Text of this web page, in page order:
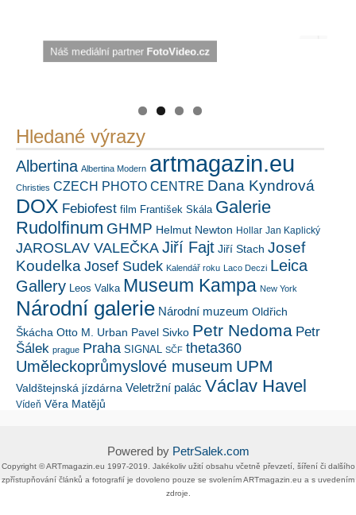
Náš mediální partnerFotoVideo.cz
Hledané výrazy
Albertina Albertina Modern artmagazin.eu
Christies CZECH PHOTO CENTRE Dana Kyndrová
DOX Febiofest film František Skála Galerie
Rudolfinum GHMP Helmut Newton Hollar Jan Kaplický
JAROSLAV VALEČKA Jiří Fajt Jiří Stach Josef
Koudelka Josef Sudek Kalendář roku Laco Deczi Leica
Gallery Leos Valka Museum Kampa New York
Národní galerie Národní muzeum Oldřich
Škácha Otto M. Urban Pavel Sivko Petr Nedoma Petr
Šálek prague Praha SIGNAL SČF theta360
Uměleckoprůmyslové museum UPM
Valdštejnská jízdárna Veletržní palác Václav Havel
Vídeň Věra Matějů
Powered by PetrSalek.com
Copyright ©​ ​​ARTmagazin.eu ​1997-2019​.​ Jakékoliv užití obsahu včetně převzetí, šíření či dalšího
zpřístupňování článků a fotografií je dovoleno pouze se svolením ​ARTmagazin.eu​ ​a s uvedením
zdroje.